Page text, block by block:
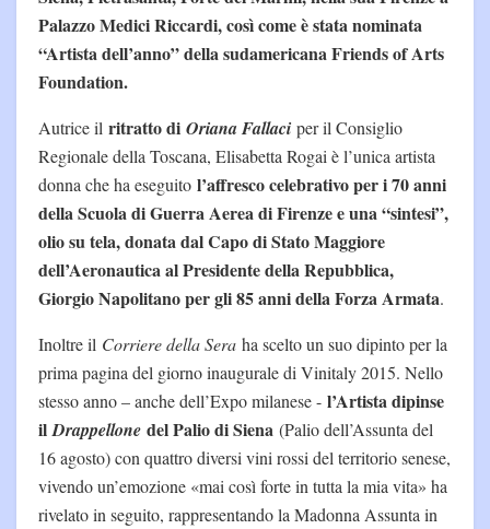
Palazzo Medici Riccardi, così come è stata nominata
“Artista dell’anno” della sudamericana Friends of Arts
Foundation.
Autrice il ritratto di Oriana Fallaci per il Consiglio
Regionale della Toscana, Elisabetta Rogai è l’unica artista
donna che ha eseguito l’affresco celebrativo per i 70 anni
della Scuola di Guerra Aerea di Firenze e una “sintesi”,
olio su tela, donata dal Capo di Stato Maggiore
dell’Aeronautica al Presidente della Repubblica,
Giorgio Napolitano per gli 85 anni della Forza Armata.
Inoltre il Corriere della Sera ha scelto un suo dipinto per la
prima pagina del giorno inaugurale di Vinitaly 2015. Nello
stesso anno – anche dell’Expo milanese - l’Artista dipinse
ilDrappellone del Palio di Siena (Palio dell’Assunta del
16 agosto) con quattro diversi vini rossi del territorio senese,
vivendo un’emozione «mai così forte in tutta la mia vita» ha
rivelato in seguito, rappresentando la Madonna Assunta in